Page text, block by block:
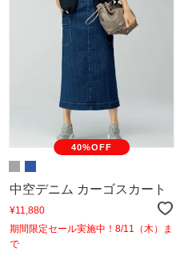
40%OFF
中空デニム カーゴスカート
¥11,880
期間限定セール実施中！8/11（木）ま
で